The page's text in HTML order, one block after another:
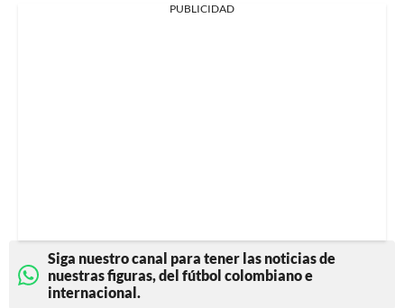
PUBLICIDAD
Siga nuestro canal para tener las noticias de
nuestras figuras, del fútbol colombiano e
internacional.